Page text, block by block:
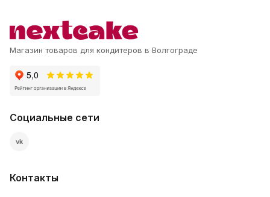
Магазин товаров для кондитеров в Волгограде
Социальные сети
vk
Контакты